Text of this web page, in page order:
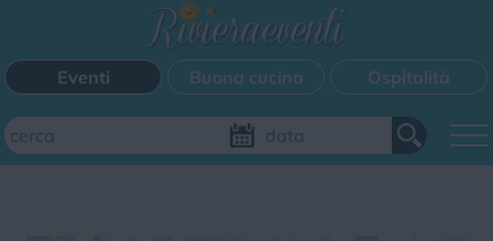
Eventi Buona cucina Ospitalità